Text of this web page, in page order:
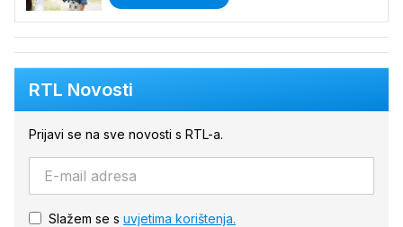
RTL Novosti
Prijavi se na sve novosti s RTL-a.
Slažem se s uvjetima korištenja.